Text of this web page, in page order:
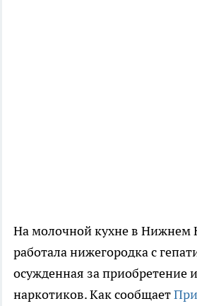
На молочной кухне в Нижнем
работала нижегородка с
осужденная за приобретение
наркотиков. Как сообщает